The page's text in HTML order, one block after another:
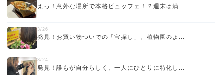
えっ！意外な場所で本格ビュッフェ！？週末は満...
3/26
発見！お買い物ついでの「宝探し」。植物園のよ...
3/24
発見！誰もが自分らしく、一人にひとりに特化し...